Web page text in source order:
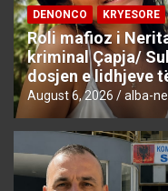
DENONCO KRYESORE
Roli mafioz i
kriminal Çapja/
dosjen e lidhjeve
August 6, 2026 alba-